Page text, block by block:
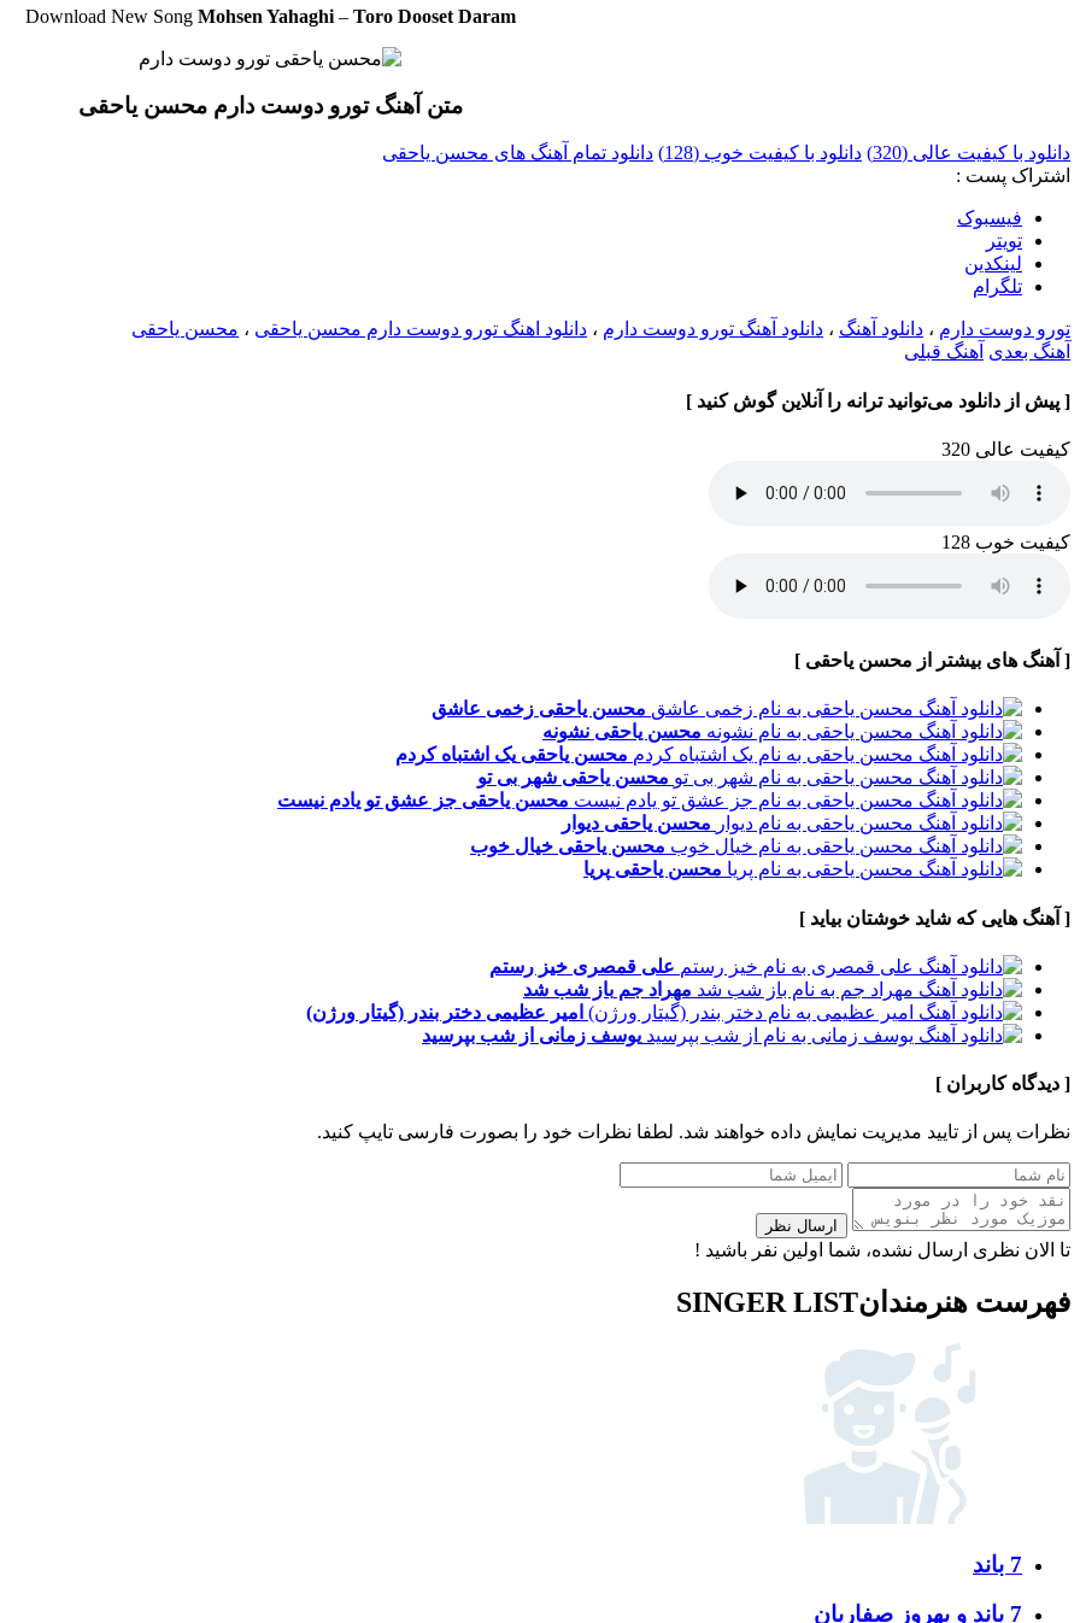
Download New Song Mohsen Yahaghi– Toro Dooset Daram
متن آهنگ تورو دوست دارم محسن یاحقی
دانلود با کیفیت عالی (320) دانلود با کیفیت خوب (128)
دانلود تمام آهنگ های محسن یاحقی
اشتراک پست :
فيسبوک
تويتر
لینکدین
تلگرام
تورو دوست دارم ، دانلود آهنگ ، دانلود آهنگ تورو دوست دارم ، دانلود اهنگ تورو دوست دارم محسن یاحقی ، محسن یاحقی
آهنگ بعدی آهنگ قبلی
[ پیش از دانلود می‌توانید ترانه را آنلاین گوش کنید ]
کیفیت عالی 320
کیفیت خوب 128
[ آهنگ های بیشتر از محسن یاحقی ]
محسن یاحقی زخمی عاشق
محسن یاحقی نشونه
محسن یاحقی یک اشتباه کردم
محسن یاحقی شهر بی تو
محسن یاحقی جز عشق تو یادم نیست
محسن یاحقی دیوار
محسن یاحقی خیال خوب
محسن یاحقی پریا
[ آهنگ هایی که شاید خوشتان بیاید ]
علی قمصری خیز رستم
مهراد جم باز شب شد
امیر عظیمی دختر بندر (گیتار ورژن)
یوسف زمانی از شب بپرسید
[ دیدگاه کاربران ]
نظرات پس از تایید مدیریت نمایش داده خواهند شد. لطفا نظرات خود را بصورت فارسی تایپ کنید.
ارسال نظر
تا الان نظری ارسال نشده، شما اولین نفر باشید !
فهرست هنرمندانSINGER LIST
7 باند
7 باند و بهروز صفاریان